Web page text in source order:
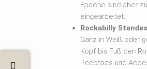
Epoche sind aber
eingearbeitet.
Rockabilly
Ganz in Weiß oder
Kopf bis Fuß den
Peeptoes und